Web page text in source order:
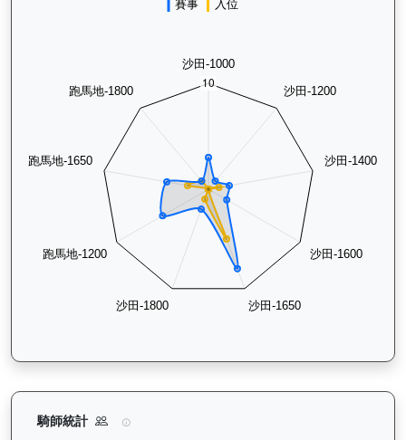
騎師統計 天時明駒（H016）— 騎師統計分析：查看各騎